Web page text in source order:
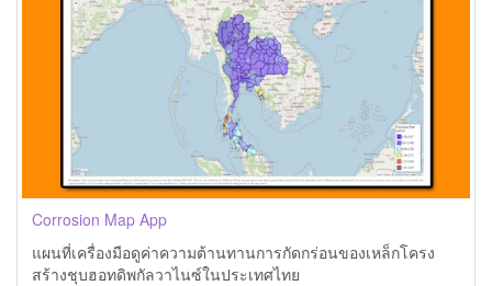
Corrosion Map App
แผนที่เครื่องมือดูค่าความต้านทานการกัดกร่อนของเหล็กโครง
สร้างชุบฮอทดิพกัลวาไนซ์ในประเทศไทย